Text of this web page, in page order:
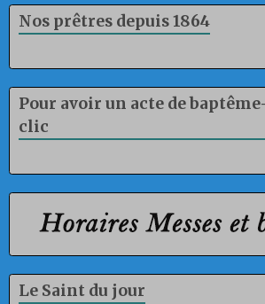
Nos prêtres depuis 1864
Pour avoir un acte de
clic
Le Saint du jour